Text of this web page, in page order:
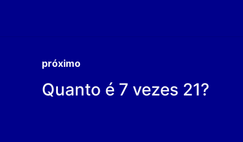
próximo
Quanto é 7 vezes 21?